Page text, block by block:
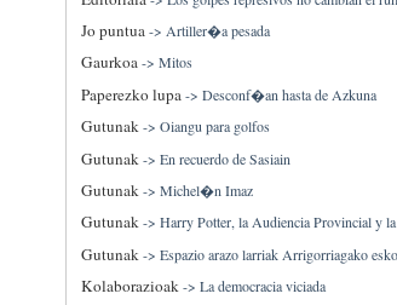
Jo puntua-> Artiller�a pesada
Gaurkoa-> Mitos
Paperezko lupa-> Desconf�an hasta de Azkuna
Gutunak-> Oiangu para golfos
Gutunak -> En recuerdo de Sasiain
Gutunak-> Michel�n Imaz
Gutunak-> Harry Potter, la Audiencia Provincial y
Gutunak-> Espazio arazo larriak Arrigorriagako
Kolaborazioak-> La democracia viciada